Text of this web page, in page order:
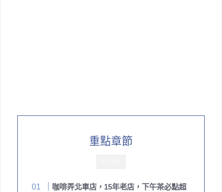
重點章節
咖啡弄北車店，15年老店，下午茶必點超